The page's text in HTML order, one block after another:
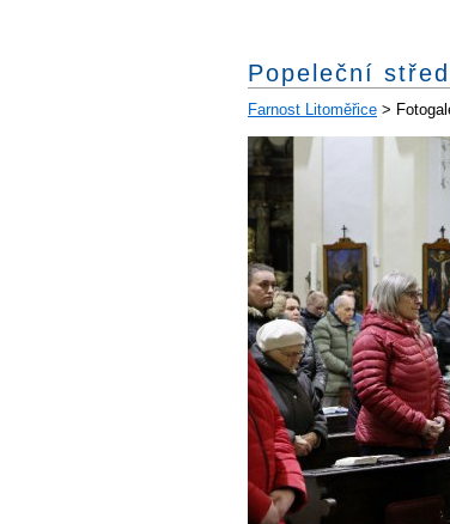
Popeleční
Farnost Litoměřice >